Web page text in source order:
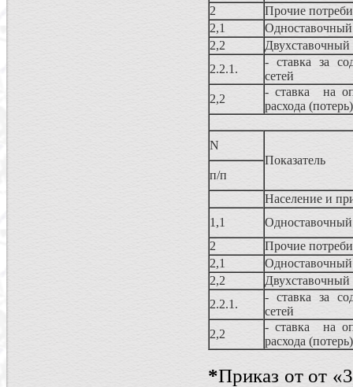
2
Прочие
2,1
2,2
Двухставочный
2.2.1.
- ставка за
сетей
2,2
- ставка на
расхода
N
Показатель
п/п
Население и
1,1
2
Прочие
2,1
2,2
Двухставочный
2.2.1.
- ставка за
сетей
2,2
- ставка на
расхода
*Приказ от от